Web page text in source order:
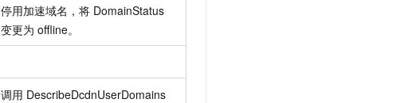
停用加速域名，将 DomainStatus
变更为 offline。
调用 DescribeDcdnUserDomains